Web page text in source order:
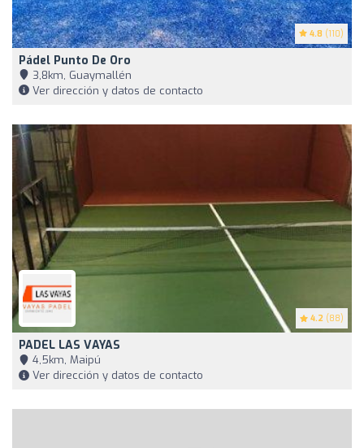
4.8 (110)
Pádel Punto De Oro
3,8km, Guaymallén
Ver dirección y datos de contacto
4.2 (88)
PADEL LAS VAYAS
4,5km, Maipú
Ver dirección y datos de contacto